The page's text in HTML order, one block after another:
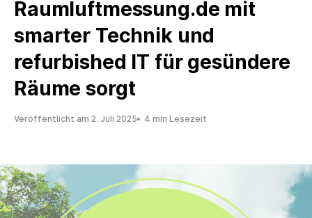
Raumluftmessung.de mit
smarter Technik und
refurbished IT für gesündere
Räume sorgt
Veröffentlicht am 2. Juli 2025 4 min Lesezeit